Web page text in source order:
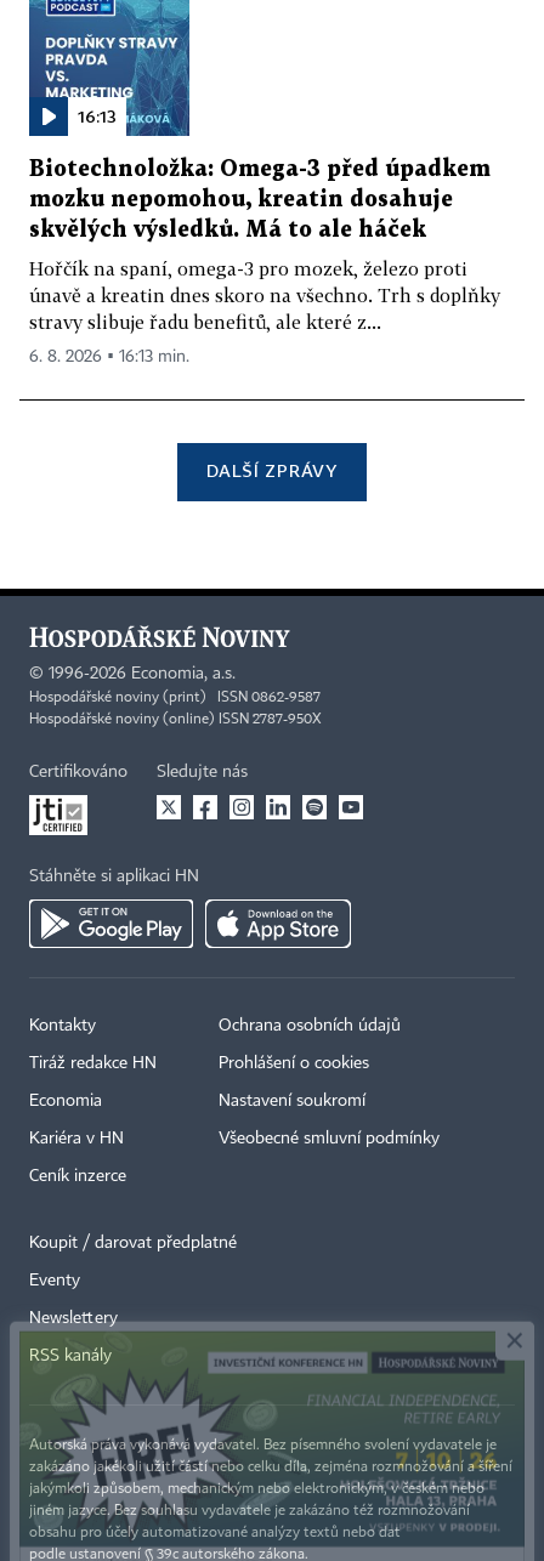
16:13
Biotechnoložka: Omega-3 před úpadkem
mozku nepomohou, kreatin dosahuje
skvělých výsledků. Má to ale háček
Hořčík na spaní, omega-3 pro mozek, železo proti
únavě a kreatin dnes skoro na všechno. Trh s doplňky
stravy slibuje řadu benefitů, ale které z...
6. 8. 2026 ▪ 16:13 min.
DALŠÍ ZPRÁVY
© 1996-2026 Economia, a.s.
Hospodářské noviny (print) ISSN 0862-9587
Hospodářské noviny (online) ISSN 2787-950X
Certifikováno Sledujte nás
Stáhněte si aplikaci HN
Kontakty
Tiráž redakce HN
Economia
Kariéra v HN
Ceník inzerce
Ochrana osobních údajů
Prohlášení o cookies
Nastavení soukromí
Všeobecné smluvní podmínky
Koupit / darovat předplatné
Eventy
Newslettery
RSS kanály
Autorská práva vykonává vydavatel. Bez písemného svolení vydavatele je
zakázáno jakékoli užití částí nebo celku díla, zejména rozmnožování a šíření
jakýmkoli způsobem, mechanickým nebo elektronickým, v českém nebo
jiném jazyce. Bez souhlasu vydavatele je zakázáno též rozmnožování
obsahu pro účely automatizované analýzy textů nebo dat
podle ustanovení § 39c autorského zákona.